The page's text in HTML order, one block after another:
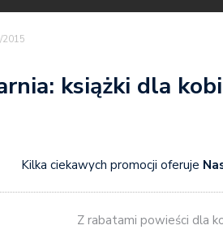
2015
książki dla
Kilka ciekawych promocji oferuje
Z rabatami powieści dla